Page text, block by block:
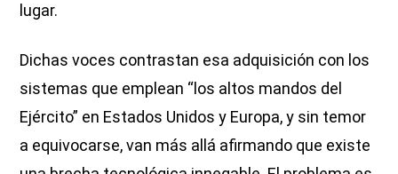
lugar.
Dichas voces contrastan esa adquisición con los
sistemas que emplean “los altos mandos del
Ejército” en Estados Unidos y Europa, y sin temor
a equivocarse, van más allá afirmando que existe